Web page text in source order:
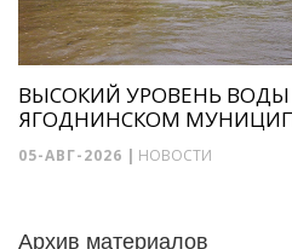
ВЫСОКИЙ УРОВЕНЬ
ЯГОДНИНСКОМ
05-АВГ-2026 | НОВОСТИ
Архив материалов